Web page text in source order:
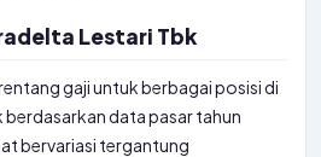
Lestari Tbk
gaji untuk berbagai posisi di
berdasarkan data pasar tahun
bervariasi tergantung